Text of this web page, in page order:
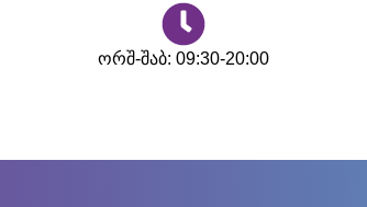
ორშ-შაბ: 09:30-20:00